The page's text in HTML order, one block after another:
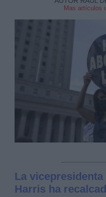
Mas artículos
La
Harris ha